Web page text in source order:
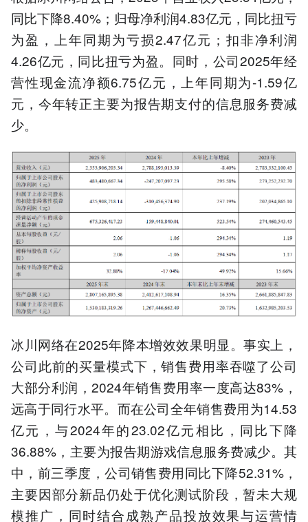
同比下降8.40%；归母净利润4.83亿元，同比扭亏
为盈，上年同期为亏损2.47亿元；扣非净利润
4.26亿元，同比扭亏为盈。同时，公司2025年经
营性现金流净额6.75亿元，上年同期为-1.59亿
元，今年转正主要为报告期支付的信息服务费减
少。
冰川网络在2025年降本增效效果明显。事实上，
公司此前的买量模式下，销售费用率吞噬了公司
大部分利润，2024年销售费用率一度高达83%，
远高于同行水平。而在公司全年销售费用为14.53
亿元，与2024年的23.02亿元相比，同比下降
36.88%，主要为报告期游戏信息服务费减少。其
中，前三季度，公司销售费用同比下降52.31%，
主要因部分新品仍处于优化测试阶段，暂未大规
模推广，同时结合成熟产品投放效果与运营情